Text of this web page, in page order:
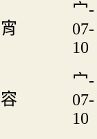
宵
宀-
07-
10
容
宀-
07-
10